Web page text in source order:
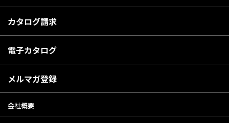
カタログ請求
電子カタログ
メルマガ登録
会社概要